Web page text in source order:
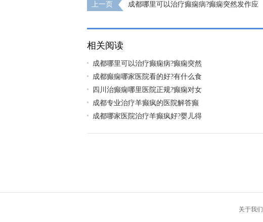
上一页
成都哪里可以治疗癫痫病?癫痫突然发作应
相关阅读
成都哪里可以治疗癫痫病?癫痫突然
成都癫痫哪家医院看的好?有什么食
四川治癫痫哪里医院正规?癫痫对女
成都专业治疗羊癫疯的医院解答癫
成都哪家医院治疗羊癫疯好?婴儿得
关于我们